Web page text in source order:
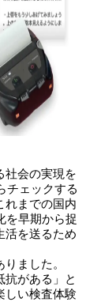
社会の実現を
チェックする
れまでの国内
を早期から捉
活を送るため
ました。
抗がある」と
しい検査体験